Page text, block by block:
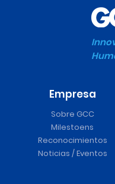
Empresa
Sobre GCC
Milestoens
Reconocimientos
Noticias / Eventos